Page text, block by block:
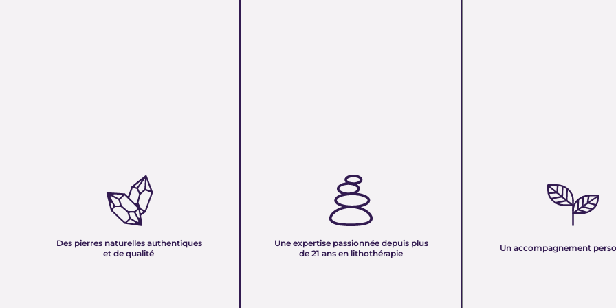
Des pierres naturelles authentiques
et de qualité
AUTHENTIQUES ET DE QUALITÉ :
Nous sélectionnons rigoureusement nos
minéraux pour vous offrir des pierres 100 %
pure. Chaque cristal est choisi pour sa beauté, sa
vibration et son authenticité afin de vous garantir
Une expertise passionnée depuis plus
de 21 ans en lithothérapie
PLUS DE 21 ANS EN LITHOTHÉRAPIE :
Forte d’une expérience de plus de deux
décennies, notre équipe vous partage son savoir
mettons nos connaissances en lithothérapie à
votre service pour vous accompagner dans votre
Un accompagnement
Nous sélectionnons
minéraux pour vous offrir des
naturelles, non traitées et chargées
vibration et son authenticité afin